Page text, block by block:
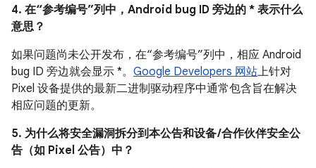
4. 在“参考编号”列中，Android bug ID 旁边的 * 表示什么
意思？
如果问题尚未公开发布，在“参考编号”列中，相应 Android
bug ID 旁边就会显示 *。 Google Developers 网站上针对
Pixel 设备提供的最新二进制驱动程序中通常包含旨在解决
相应问题的更新。
5. 为什么将安全漏洞拆分到本公告和设备 /合作伙伴安全公
告（如 Pixel 公告）中？